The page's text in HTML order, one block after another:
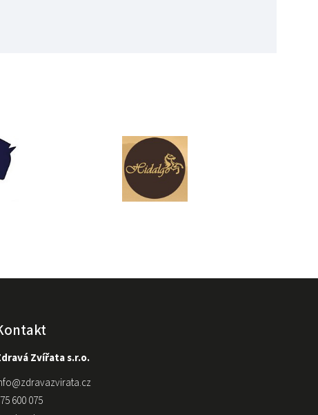
Zvířata s.r.o.
@zdravazvirata.cz
600 075